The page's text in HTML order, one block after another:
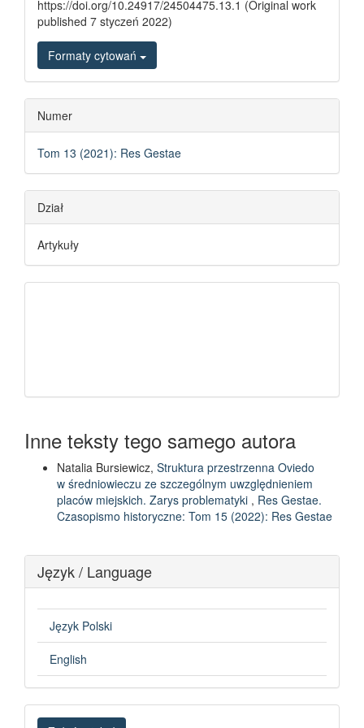
https://doi.org/10.24917/24504475.13.1 (Original work
published 7 styczeń 2022)
Formaty cytowań
Numer
Tom 13 (2021): Res Gestae
Dział
Artykuły
Inne teksty tego samego autora
Natalia Bursiewicz, Struktura przestrzenna Oviedo
w średniowieczu ze szczególnym uwzględnieniem
placów miejskich. Zarys problematyki , Res Gestae.
Czasopismo historyczne: Tom 15 (2022): Res Gestae
Język / Language
Język Polski
English
Zgłoś